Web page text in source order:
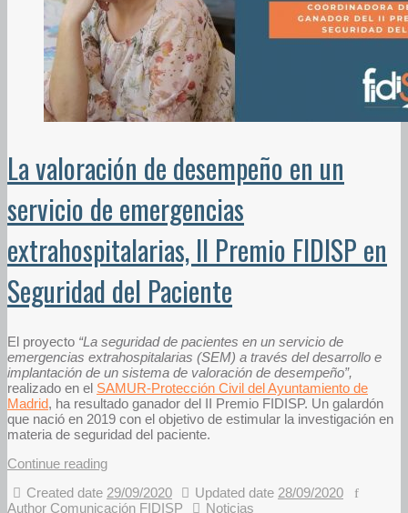
La valoración de desempeño en un
servicio de emergencias
extrahospitalarias, II Premio FIDISP en
Seguridad del Paciente
El proyecto “La seguridad de pacientes en un servicio de
emergencias extrahospitalarias (SEM) a través del desarrollo e
implantación de un sistema de valoración de desempeño”,
realizado en el SAMUR-Protección Civil del Ayuntamiento de
Madrid, ha resultado ganador del II Premio FIDISP. Un galardón
que nació en 2019 con el objetivo de estimular la investigación en
materia de seguridad del paciente.
Continue reading
Created date 29/09/2020 Updated date 28/09/2020
Author Comunicación FIDISP Noticias